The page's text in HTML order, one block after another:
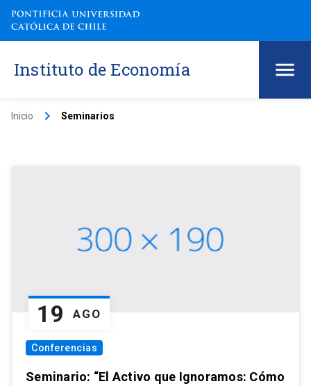
Instituto de Economía
Inicio keyboard_arrow_right Seminarios
19 AGO
Conferencias
Seminario: “El Activo que Ignoramos: Cómo